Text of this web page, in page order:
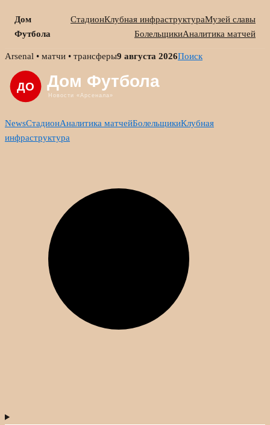
Дом
Футбола
СтадионКлубная инфраструктураМузей славы
БолельщикиАналитика матчей
Skip
content
Arsenal • матчи • трансферы9 августа 2026Поиск
NewsСтадионАналитика матчейБолельщикиКлубная
инфраструктура